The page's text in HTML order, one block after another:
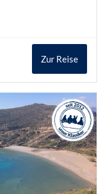
Zur Reise